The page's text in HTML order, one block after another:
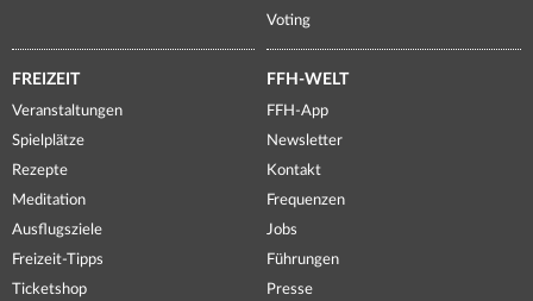
Voting
FREIZEIT
Veranstaltungen
Spielplätze
Rezepte
Meditation
Ausflugsziele
Freizeit-Tipps
Ticketshop
FFH-WELT
FFH-App
Newsletter
Kontakt
Frequenzen
Jobs
Führungen
Presse